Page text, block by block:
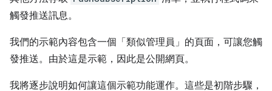
觸發推送訊息。
我們的示範內容包含一個「類似管理員」的頁面，可讓您觸
發推送。由於這是示範，因此是公開網頁。
我將逐步說明如何讓這個示範功能運作。這些是初階步驟，